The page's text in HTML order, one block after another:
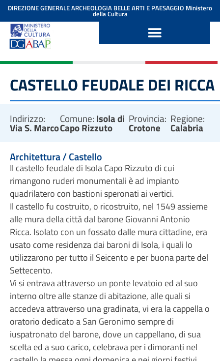
contenuto
DIREZIONE GENERALE ARCHEOLOGIA BELLE ARTI E PAESAGGIO Ministero
della Cultura
CASTELLO FEUDALE DEI RICCA
Indirizzo:
Via S. Marco
Comune: Isola di
Capo Rizzuto
Provincia:
Crotone
Regione:
Calabria
Architettura / Castello
Il castello feudale di Isola Capo Rizzuto di cui
rimangono ruderi monumentali è ad impianto
quadrilatero con bastioni speronati ai vertici.
Il castello fu costruito, o ricostruito, nel 1549 assieme
alle mura della città dal barone Giovanni Antonio
Ricca. Isolato con un fossato dalle mura cittadine, era
usato come residenza dai baroni di Isola, i quali lo
utilizzarono per tutto il Seicento e per buona parte del
Settecento.
Vi si entrava attraverso un ponte levatoio ed al suo
interno oltre alle stanze di abitazione, alle quali si
accedeva attraverso una gradinata, vi era la cappella o
oratorio dedicato a San Geronimo sempre di
iuspatronato del barone, dove un cappellano, di sua
scelta ed a suo carico, celebrava per i dimoranti nel